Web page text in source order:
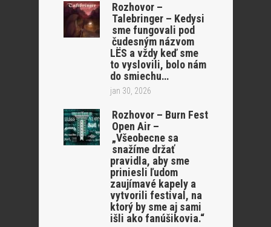
Rozhovor –
Talebringer – Kedysi
sme fungovali pod
čudesným názvom
LËS a vždy keď sme
to vyslovili, bolo nám
do smiechu…
jan 30, 2026
Rozhovor – Burn Fest
Open Air –
„Všeobecne sa
snažíme držať
pravidla, aby sme
priniesli ľudom
zaujímavé kapely a
vytvorili festival, na
ktorý by sme aj sami
išli ako fanúšikovia.“